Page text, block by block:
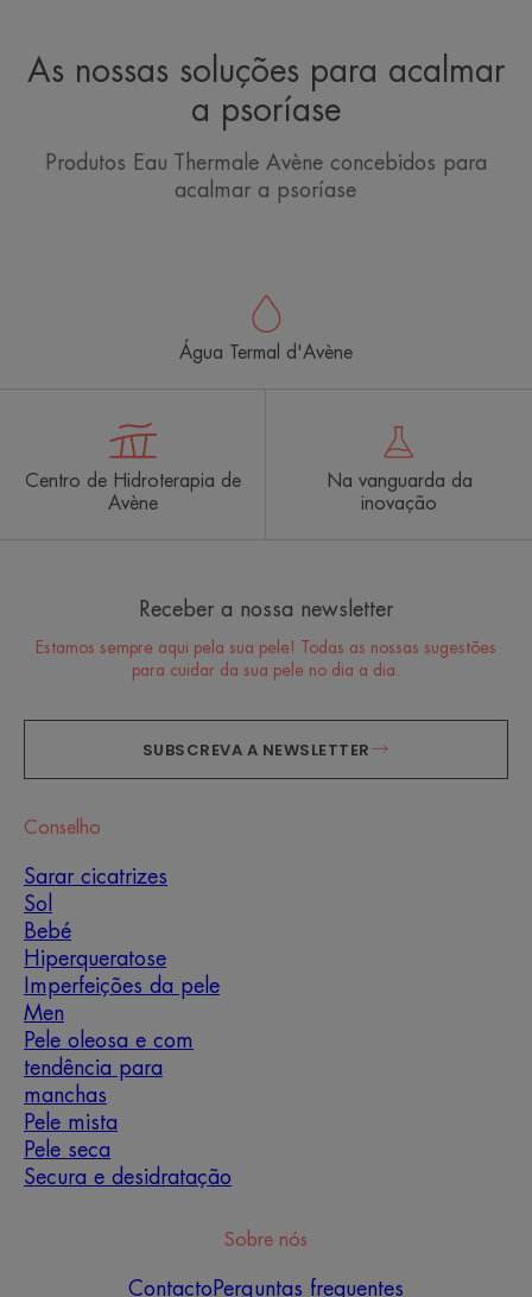
As nossas soluções para acalmar
a psoríase
Produtos Eau Thermale Avène concebidos para
acalmar a psoríase
Água Termal d'Avène
Centro de Hidroterapia de
Avène
Na vanguarda da
inovação
Receber a nossa newsletter
Estamos sempre aqui pela sua pele! Todas as nossas sugestões
para cuidar da sua pele no dia a dia.
SUBSCREVA A NEWSLETTER
Conselho
Sarar cicatrizes
Sol
Bebé
Hiperqueratose
Imperfeições da pele
Men
Pele oleosa e com
tendência para
manchas
Pele mista
Pele seca
Secura e desidratação
Sobre nós
Contacto Perguntas frequentes